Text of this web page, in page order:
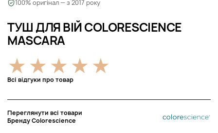
ТУШ ДЛЯ ВІЙ COLORESCIENCE
MASCARA
Всі відгуки про товар
Переглянути всі товари
Бренду Colorescience
100% оригінал — з 2017 року